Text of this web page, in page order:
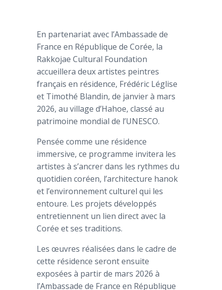
En partenariat avec l’Ambassade de
France en République de Corée, la
Rakkojae Cultural Foundation
accueillera deux artistes peintres
français en résidence, Frédéric Léglise
et Timothé Blandin, de janvier à mars
2026, au village d’Hahoe, classé au
patrimoine mondial de l’UNESCO.
Pensée comme une résidence
immersive, ce programme invitera les
artistes à s’ancrer dans les rythmes du
quotidien coréen, l’architecture hanok
et l’environnement culturel qui les
entoure. Les projets développés
entretiennent un lien direct avec la
Corée et ses traditions.
Les œuvres réalisées dans le cadre de
cette résidence seront ensuite
exposées à partir de mars 2026 à
l’Ambassade de France en République